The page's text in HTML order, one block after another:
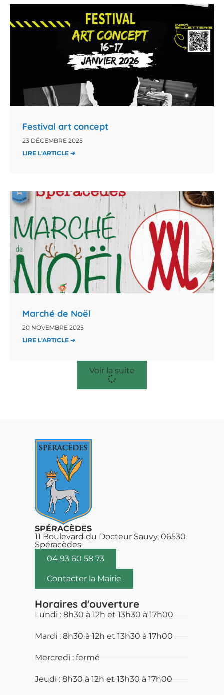
Festival art concept
23 DÉCEMBRE 2025
LIRE L'ARTICLE ➔
Marché de Noël
20 NOVEMBRE 2025
LIRE L'ARTICLE ➔
Voir la suite
SPÉRACÈDES
11 Boulevard du Docteur Sauvy, 06530
Spéracèdes
04 93 60 58 73
Contacter la Mairie
Horaires d'ouverture
Lundi : 8h30 à 12h et 13h30 à 17h00
Mardi : 8h30 à 12h et 13h30 à 17h00
Mercredi : fermé
Jeudi : 8h30 à 12h et 13h30 à 17h00